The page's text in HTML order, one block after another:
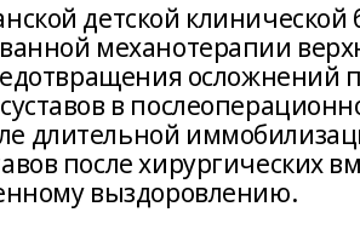
детской
механотерапии
осложнений
в
длительной
после хирургических
выздоровлению.